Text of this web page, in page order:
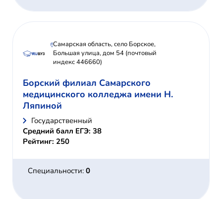
Самарская область, село Борское,
Большая улица, дом 54 (почтовый
индекс 446660)
Борский филиал Самарского
медицинского колледжа имени Н.
Ляпиной
Государственный
Средний балл ЕГЭ: 38
Рейтинг: 250
Специальности: 0